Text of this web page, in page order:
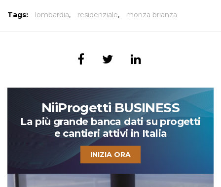
Tags: lombardia, residenziale, monza brianza
NiiProgetti BUSINESS
La più grande banca dati su progetti
e cantieri attivi in Italia
INIZIA ORA